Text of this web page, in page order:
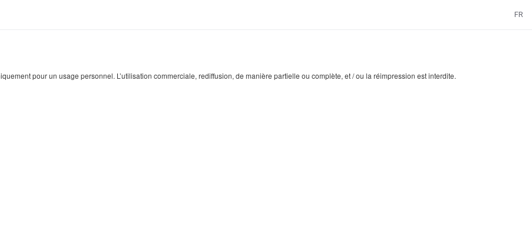
FR
pour un usage personnel. L’utilisation commerciale, rediffusion, de manière partielle ou complète, et / ou la réimpression est interdite.